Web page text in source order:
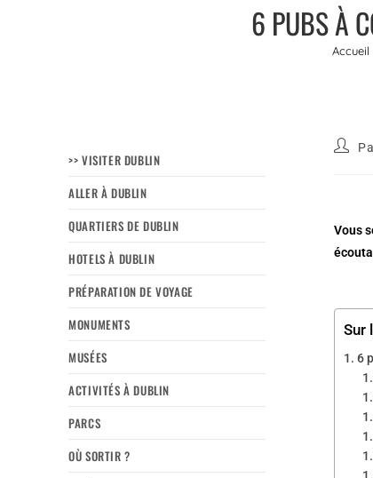
6 PUBS À
Accueil
>> VISITER DUBLIN
ALLER À DUBLIN
QUARTIERS DE DUBLIN
HOTELS À DUBLIN
PRÉPARATION DE VOYAGE
MONUMENTS
MUSÉES
ACTIVITÉS À DUBLIN
PARCS
OÙ SORTIR ?
Vous
Sur
6